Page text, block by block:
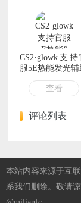
CS2·glowk支持
服5E热能发光辅
查看
评论列表
本站内容来源于互
系我们删除。敬请